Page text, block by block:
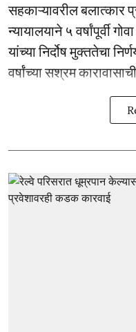
सहकाऱ्यावरील
न्यायालयाने ५ वर्षांपूर्वी
यांच्या निर्दोष मुक्ततेचा
वर्षांच्या सश्रम